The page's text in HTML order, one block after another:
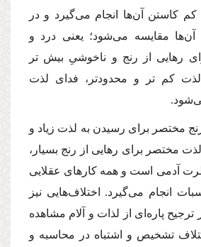
كاستن آن‌ها انجام مى‌گیرد و در
آن‌ها مقایسه مى‌شود؛ یعنى درد و
رهایى از رنج و ناخوشىِ بیش تر
كم تر و محدودتر، فداى لذت
مختصر براى رسیدن به لذت زیاد و
لذت مختصر براى رهایى از رنج بسیار،
آدمى است و همه كارهاى عقلایى
انجام مى‌گیرد. اختلاف‌هایى نیز
ترجیح پاره‌اى از لذات و آلام مشاهده
تشخیص و اشتباه در محاسبه و